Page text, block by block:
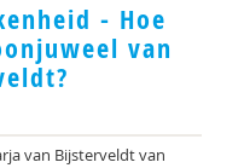
- Hoe
van
van Bijsterveldt van